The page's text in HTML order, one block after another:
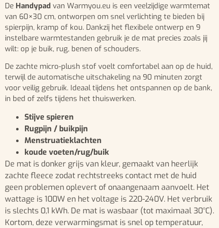
De Handypad van Warmyou.eu is een veelzijdige warmtemat
van 60×30 cm, ontworpen om snel verlichting te bieden bij
spierpijn, kramp of kou. Dankzij het flexibele ontwerp en 9
instelbare warmtestanden gebruik je de mat precies zoals jij
wilt: op je buik, rug, benen of schouders.
De zachte micro-plush stof voelt comfortabel aan op de huid,
terwijl de automatische uitschakeling na 90 minuten zorgt
voor veilig gebruik. Ideaal tijdens het ontspannen op de bank,
in bed of zelfs tijdens het thuiswerken.
Stijve spieren
Rugpijn / buikpijn
Menstruatieklachten
koude voeten/rug/buik
De mat is donker grijs van kleur, gemaakt van heerlijk
zachte fleece zodat rechtstreeks contact met de huid
geen problemen oplevert of onaangenaam aanvoelt. Het
wattage is 100W en het voltage is 220-240V. Het verbruik
is slechts 0,1 kWh. De mat is wasbaar (tot maximaal 30°C).
Kortom, deze verwarmingsmat is snel op temperatuur,